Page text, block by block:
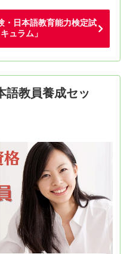
・日本語教育能力検定試
ュラム」
語教員養成セッ